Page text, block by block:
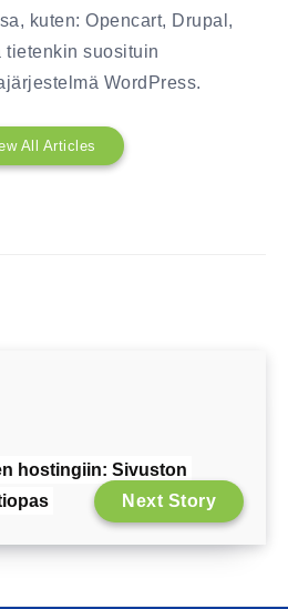
kuten: Opencart, Drupal,
tietenkin suosituin
WordPress.
All Articles
hostingiin: Sivuston
Next Story